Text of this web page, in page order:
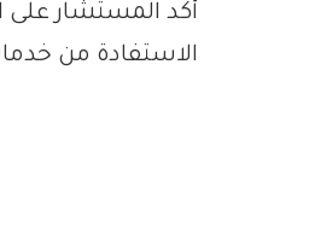
أكّد المستشار
الاستفادة من